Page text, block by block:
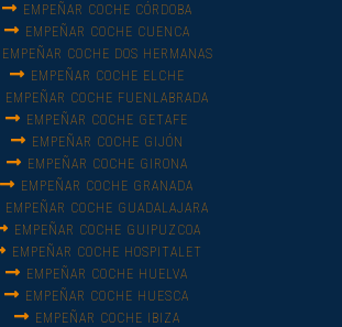
EMPEÑAR COCHE CÓRDOBA
EMPEÑAR COCHE CUENCA
EMPEÑAR COCHE DOS HERMANAS
EMPEÑAR COCHE ELCHE
EMPEÑAR COCHE FUENLABRADA
EMPEÑAR COCHE GETAFE
EMPEÑAR COCHE GIJÓN
EMPEÑAR COCHE GIRONA
EMPEÑAR COCHE GRANADA
EMPEÑAR COCHE GUADALAJARA
EMPEÑAR COCHE GUIPUZCOA
EMPEÑAR COCHE HOSPITALET
EMPEÑAR COCHE HUELVA
EMPEÑAR COCHE HUESCA
EMPEÑAR COCHE IBIZA